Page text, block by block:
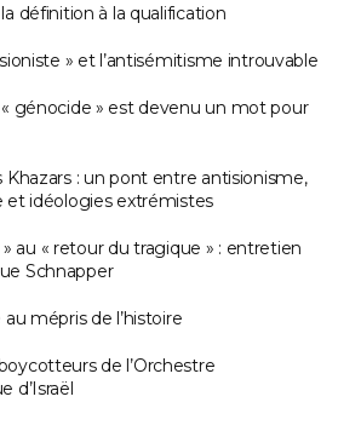
définition à la qualification
» et l’antisémitisme introuvable
« génocide » est devenu un mot pour
Khazars : un pont entre antisionisme,
et idéologies extrémistes
» au « retour du tragique » : entretien
Schnapper
au mépris de l’histoire
de l’Orchestre
d’Israël